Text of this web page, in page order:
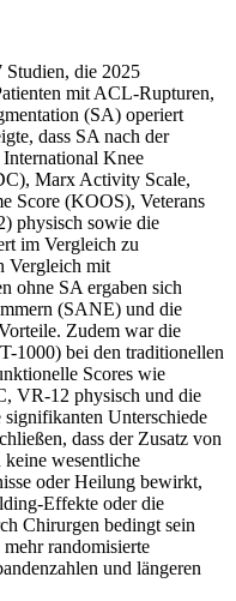
Studien, die 2025
mit ACL-Rupturen,
(SA) operiert
dass SA nach der
Knee
Marx Activity Scale,
Score (KOOS), Veterans
physisch sowie die
im Vergleich zu
Vergleich mit
ohne SA ergaben sich
(SANE) und die
Zudem war die
1000) bei den traditionellen
Scores wie
VR-12 physisch und die
Unterschiede
dass der Zusatz von
wesentliche
oder Heilung bewirkt,
Effekte oder die
Chirurgen bedingt sein
randomisierte
und längeren